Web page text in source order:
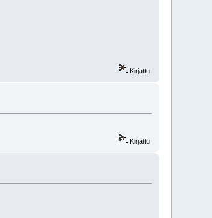
Kirjattu
Kirjattu